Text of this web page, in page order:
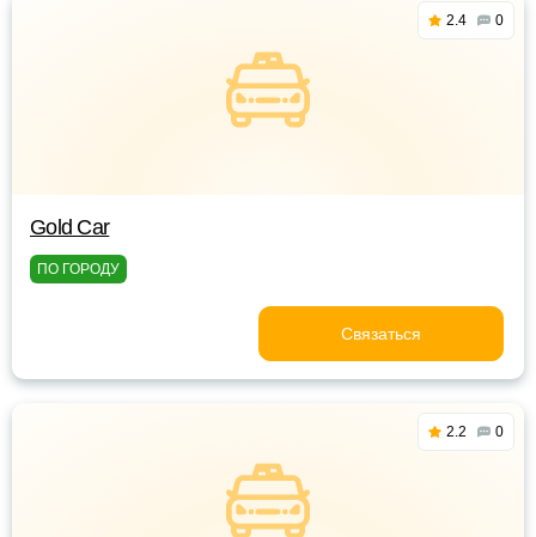
2.4 0
Gold Car
ПО ГОРОДУ
Связаться
2.2 0